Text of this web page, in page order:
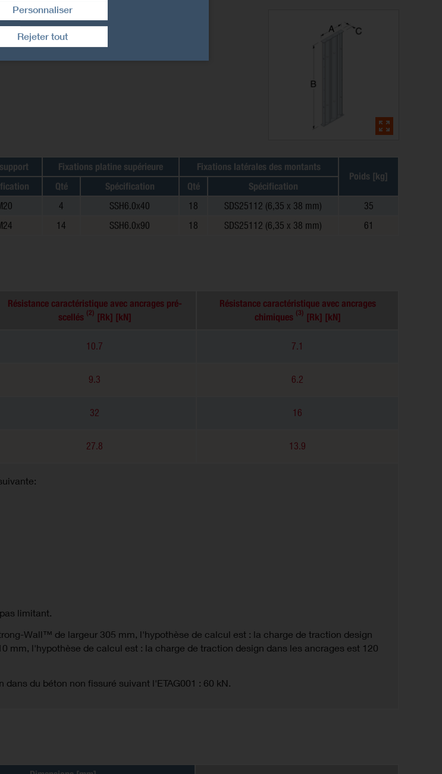
Fixations platine supérieure
Fixations latérales des montants
Poids [kg]
Qté Spécification Qté Spécification
4 SSH6.0x40 18 SDS25112 (6,35 x 38 mm)
35
14 SSH6.0x90 18 SDS25112 (6,35 x 38 mm) 61
Résistance caractéristique avec ancrages pré-
scellés (2) [Rk] [kN]
Résistance caractéristique avec ancrages
chimiques (3) [Rk] [kN]
10.7 7.1
9.3 6.2
32 16
27.8 13.9
limitant.
Wall™ de largeur 305 mm, l'hypothèse de calcul est : la charge de traction design
mm, l'hypothèse de calcul est : la charge de traction design dans les ancrages est 120
du béton non fissuré suivant l'ETAG001 : 60 kN.
Rejeter tout
le consentement
Personnaliser